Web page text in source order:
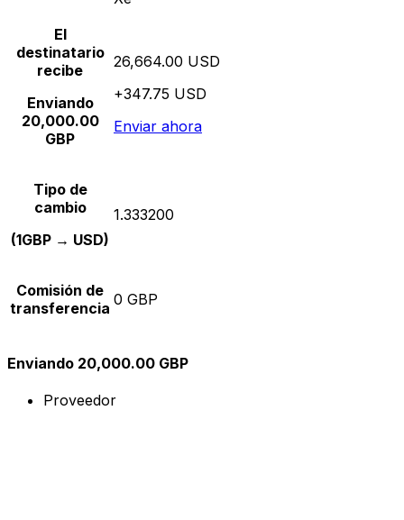
El
destinatario
recibe
Enviando
20,000.00
GBP
26,664.00 USD
+347.75 USD
Enviar ahora
Tipo de
cambio
(1GBP → USD)
1.333200
Comisión de
transferencia 0 GBP
Enviando 20,000.00 GBP
Proveedor